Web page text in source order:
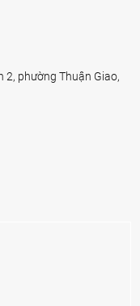
2, phường Thuận Giao,